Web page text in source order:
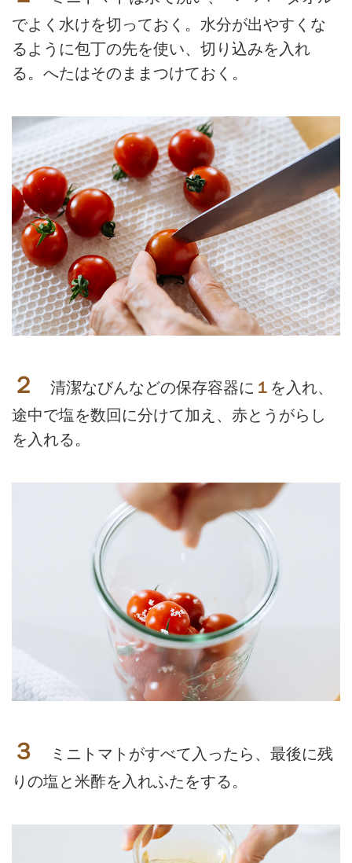
でよく水けを切っておく。水分が出やすくな
るように包丁の先を使い、切り込みを入れ
る。へたはそのままつけておく。
２ 清潔なびんなどの保存容器に １ を入れ、
途中で塩を数回に分けて加え、赤とうがらし
を入れる。
３
ミニトマトがすべて入ったら、最後に残
りの塩と米酢を入れふたをする。